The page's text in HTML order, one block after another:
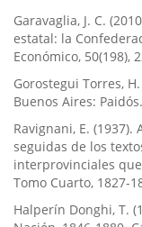
Garavaglia, J. C.
estatal: la
Económico, 50(198),
Gorostegui Torres,
Buenos Aires: Paidós.
Ravignani, E.
seguidas de los
interprovinciales
Tomo Cuarto, 1827-
Halperí­n Donghi, T.